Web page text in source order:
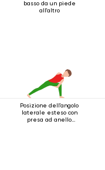
basso da un piede
all'altro
Posizione dell'angolo
laterale esteso con
presa ad anello